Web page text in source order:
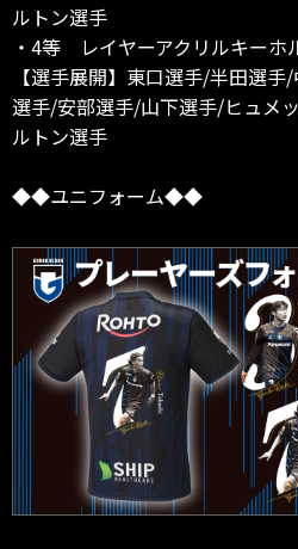
ルトン選手
・4等 レイヤーアクリルキーホ
【選手展開】東口選手/半田選
選手/安部選手/山下選手/ヒュメ
ルトン選手
◆◆ユニフォーム◆◆